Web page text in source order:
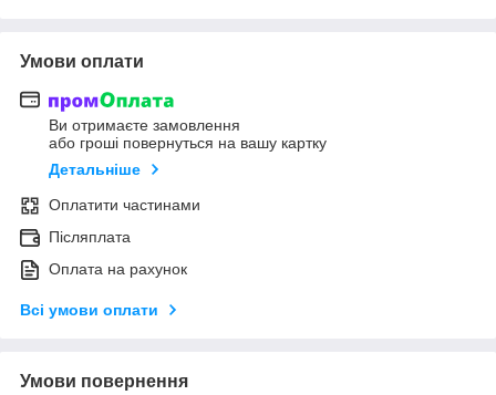
Умови оплати
Ви отримаєте замовлення
або гроші повернуться на вашу картку
Детальніше
Оплатити частинами
Післяплата
Оплата на рахунок
Всі умови оплати
Умови повернення